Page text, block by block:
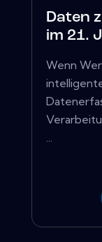
Daten
im 21.
Wenn
...